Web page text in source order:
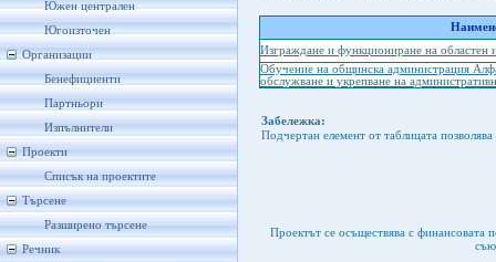
Южен централен
Югоизточен
Организации
Бенефициенти
Партньори
Изпълнители
Проекти
Списък на проектите
Търсене
Разширено търсене
Речник
Изграждане и функциониране на
Обучение на общинска администрация
обслужване и укрепване на
Забележка:
Подчертан елемент от таблицата
Проектът се осъществява с финансовата